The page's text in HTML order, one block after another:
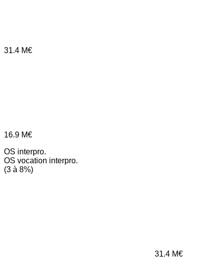
31.4 M€
16.9 M€
OS interpro.
OS vocation interpro.
(3 à 8%)
31.4 M€